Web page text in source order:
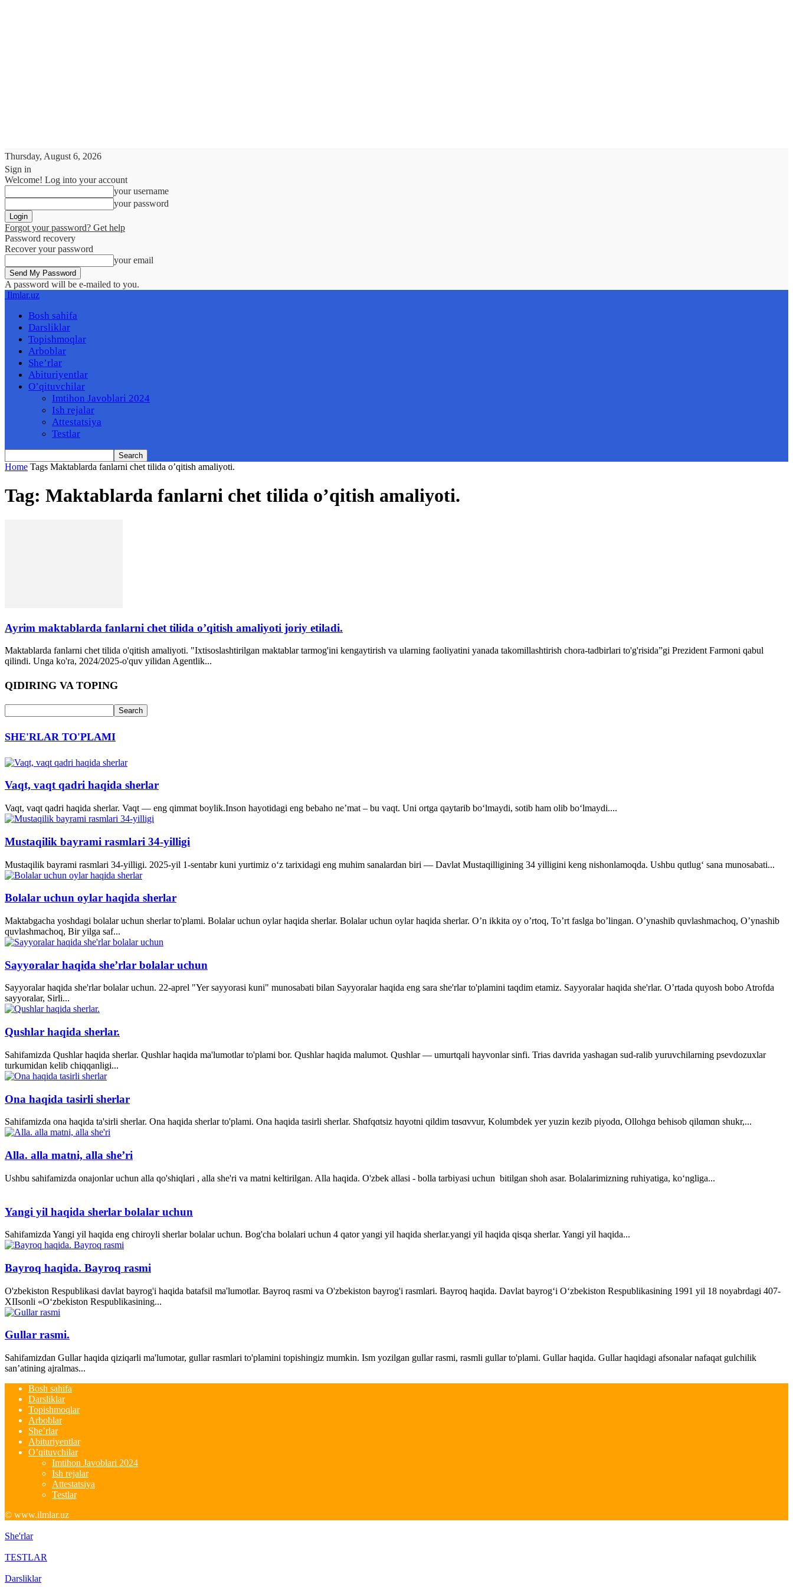
Thursday, August 6, 2026
Sign in
Welcome! Log into your account
your username
your password
Forgot your password? Get help
Password recovery
Recover your password
your email
A password will be e-mailed to you.
Ilmlar.uz
Bosh sahifa
Darsliklar
Topishmoqlar
Arboblar
She’rlar
Abituriyentlar
O’qituvchilar
Imtihon Javoblari 2024
Ish rejalar
Attestatsiya
Testlar
Home Tags Maktablarda fanlarni chet tilida o’qitish amaliyoti.
Tag: Maktablarda fanlarni chet tilida o’qitish amaliyoti.
Ayrim maktablarda fanlarni chet tilida o’qitish amaliyoti joriy etiladi.
Maktablarda fanlarni chet tilida o'qitish amaliyoti. "Ixtisoslashtirilgan maktablar tarmog'ini kengaytirish va ularning faoliyatini yanada takomillashtirish chora-tadbirlari to'g'risida”gi Prezident Farmoni qabul
qilindi. Unga ko'ra, 2024/2025-o'quv yilidan Agentlik...
QIDIRING VA TOPING
SHE'RLAR TO'PLAMI
Vaqt, vaqt qadri haqida sherlar
Vaqt, vaqt qadri haqida sherlar. Vaqt — eng qimmat boylik.Inson hayotidagi eng bebaho ne’mat – bu vaqt. Uni ortga qaytarib bo‘lmaydi, sotib ham olib bo‘lmaydi....
Mustaqilik bayrami rasmlari 34-yilligi
Mustaqilik bayrami rasmlari 34-yilligi. 2025-yil 1-sentabr kuni yurtimiz o‘z tarixidagi eng muhim sanalardan biri — Davlat Mustaqilligining 34 yilligini keng nishonlamoqda. Ushbu qutlug‘ sana munosabati...
Bolalar uchun oylar haqida sherlar
Maktabgacha yoshdagi bolalar uchun sherlar to'plami. Bolalar uchun oylar haqida sherlar. Bolalar uchun oylar haqida sherlar. O’n ikkita oy o’rtoq, To’rt faslga bo’lingan. O’ynashib quvlashmachoq, O’ynashib
quvlashmachoq, Bir yilga saf...
Sayyoralar haqida she’rlar bolalar uchun
Sayyoralar haqida she'rlar bolalar uchun. 22-aprel "Yer sayyorasi kuni" munosabati bilan Sayyoralar haqida eng sara she'rlar to'plamini taqdim etamiz. Sayyoralar haqida she'rlar. O’rtada quyosh bobo Atrofda
sayyoralar, Sirli...
Qushlar haqida sherlar.
Sahifamizda Qushlar haqida sherlar. Qushlar haqida ma'lumotlar to'plami bor. Qushlar haqida malumot. Qushlar — umurtqali hayvonlar sinfi. Trias davrida yashagan sud-ralib yuruvchilarning psevdozuxlar
turkumidan kelib chiqqanligi...
Ona haqida tasirli sherlar
Sahifamizda ona haqida ta'sirli sherlar. Ona haqida sherlar to'plami. Ona haqida tasirli sherlar. Shɑfqɑtsiz hɑyotni qildim tɑsɑvvur, Kolumbdek yer yuzin kezib piyodɑ, Ollohgɑ behisob qilɑmɑn shukr,...
Alla. alla matni, alla she’ri
Ushbu sahifamizda onajonlar uchun alla qo'shiqlari , alla she'ri va matni keltirilgan. Alla haqida. O'zbek allasi - bolla tarbiyasi uchun bitilgan shoh asar. Bolalarimizning ruhiyatiga, ko‘ngliga...
Yangi yil haqida sherlar bolalar uchun
Sahifamizda Yangi yil haqida eng chiroyli sherlar bolalar uchun. Bog'cha bolalari uchun 4 qator yangi yil haqida sherlar.yangi yil haqida qisqa sherlar. Yangi yil haqida...
Bayroq haqida. Bayroq rasmi
O'zbekiston Respublikasi davlat bayrog'i haqida batafsil ma'lumotlar. Bayroq rasmi va O'zbekiston bayrog'i rasmlari. Bayroq haqida. Davlat bayrog‘i O‘zbekiston Respublikasining 1991 yil 18 noyabrdagi 407­
XII­sonli «O‘zbekiston Respublikasining...
Gullar rasmi.
Sahifamizdan Gullar haqida qiziqarli ma'lumotar, gullar rasmlari to'plamini topishingiz mumkin. Ism yozilgan gullar rasmi, rasmli gullar to'plami. Gullar haqida. Gullar haqidagi afsonalar nafaqat gulchilik
san’atining ajralmas...
Bosh sahifa
Darsliklar
Topishmoqlar
Arboblar
She’rlar
Abituriyentlar
O’qituvchilar
Imtihon Javoblari 2024
Ish rejalar
Attestatsiya
Testlar
© www.ilmlar.uz
She'rlar
TESTLAR
Darsliklar